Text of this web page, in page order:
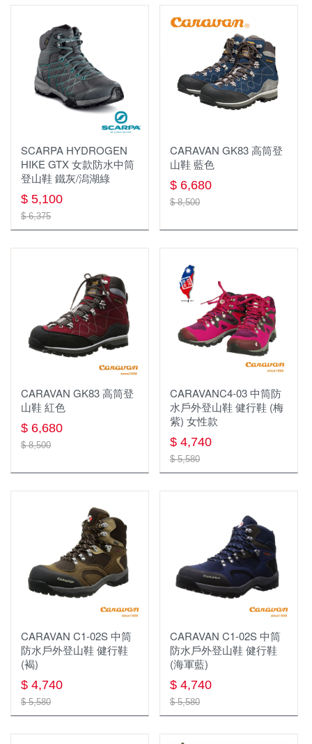
SCARPA HYDROGEN
HIKE GTX 女款防水中筒
登山鞋 鐵灰/潟湖綠
$ 5,100
$ 6,375
CARAVAN GK83 高筒登
山鞋 藍色
$ 6,680
$ 8,500
CARAVAN GK83 高筒登
山鞋 紅色
$ 6,680
$ 8,500
CARAVANC4-03 中筒防
水戶外登山鞋 健行鞋 (梅
紫) 女性款
$ 4,740
$ 5,580
CARAVAN C1-02S 中筒
防水戶外登山鞋 健行鞋
(褐)
$ 4,740
$ 5,580
CARAVAN C1-02S 中筒
防水戶外登山鞋 健行鞋
(海軍藍)
$ 4,740
$ 5,580